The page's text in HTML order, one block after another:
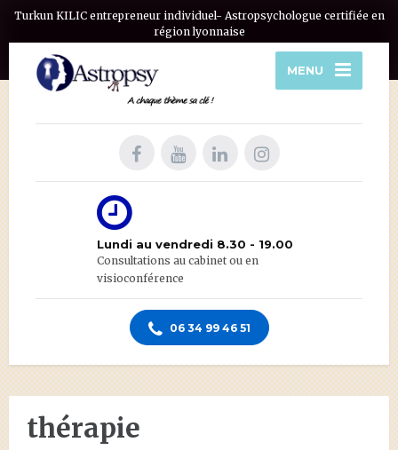
Turkun KILIC entrepreneur individuel- Astropsychologue certifiée en
région lyonnaise
MENU
Lundi au vendredi 8.30 - 19.00
Consultations au cabinet ou en
visioconférence
06 34 99 46 51
thérapie